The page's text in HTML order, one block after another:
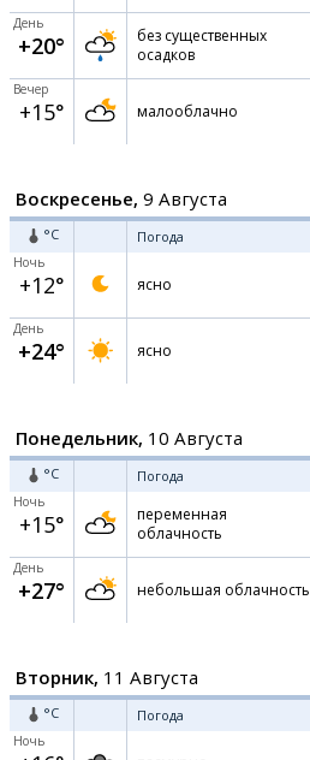
День
+20°
без существенных
осадков
Вечер
+15° малооблачно
Воскресенье, 9 Августа
°C Погода
Ночь
+12° ясно
День
+24° ясно
Понедельник, 10 Августа
°C Погода
Ночь
+15°
переменная
облачность
День
+27° небольшая облачность
Вторник, 11 Августа
°C Погода
Ночь